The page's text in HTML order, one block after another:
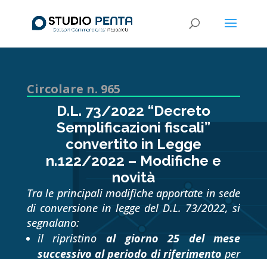
Circolare n. 965
D.L. 73/2022 “Decreto
Semplificazioni fiscali”
convertito in Legge
n.122/2022 – Modifiche e
novità
Tra le principali modifiche apportate in sede
di conversione in legge del D.L. 73/2022, si
segnalano:
il ripristino al giorno 25 del mese
successivo al periodo di riferimento per